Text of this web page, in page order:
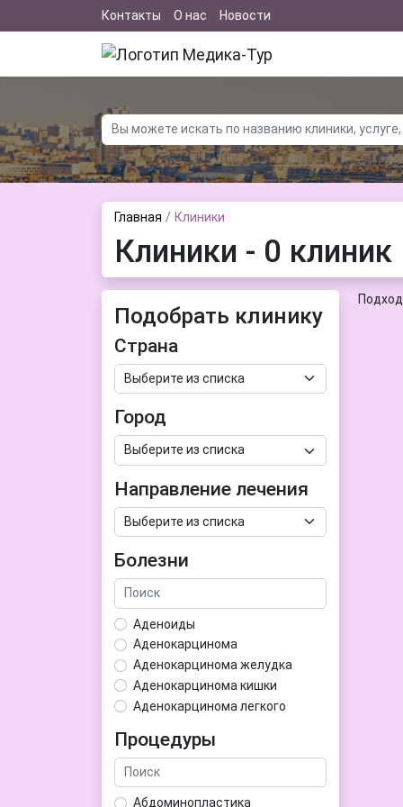
Контакты О нас Новости
Главная Клиники
Клиники - 0 клиник
Подобрать клинику
Страна
Город
Направление лечения
Болезни
Аденоиды
Аденокарцинома
Аденокарцинома желудка
Аденокарцинома кишки
Аденокарцинома легкого
Аденома гипофиза
Аденома простаты
Аденома щитовидной железы
Процедуры
Абдоминопластика